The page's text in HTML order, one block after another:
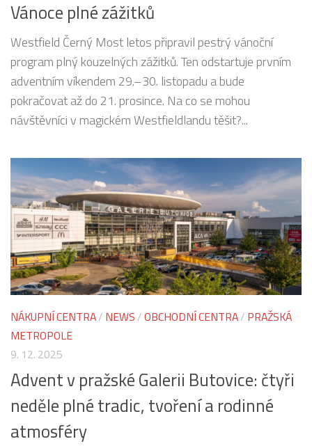
Vánoce plné zážitků
Westfield Černý Most letos připravil pestrý vánoční
program plný kouzelných zážitků. Ten odstartuje prvním
adventním víkendem 29.–30. listopadu a bude
pokračovat až do 21. prosince. Na co se mohou
návštěvníci v magickém Westfieldlandu těšit?...
NÁKUPNÍ CENTRA/ NEWS /OBCHODNÍ CENTRA/ PRAŽSKÁ
METROPOLE
9. 12. 2025
Advent v pražské Galerii Butovice: čtyři
neděle plné tradic, tvoření a rodinné
atmosféry